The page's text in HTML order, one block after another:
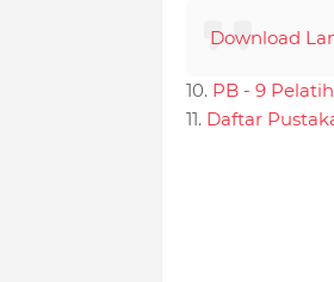
Download
10. PB - 9
11. Daftar